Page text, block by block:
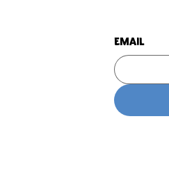
Email